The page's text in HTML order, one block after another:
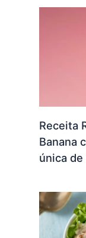
Receita
Banana
única de